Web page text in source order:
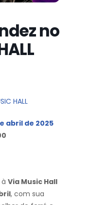
no
HALL
abril de 2025
Via Music Hall
, com sua